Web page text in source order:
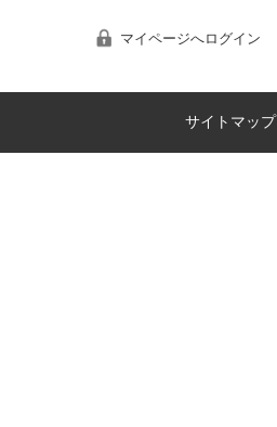
マイページへログイン
サイトマップ